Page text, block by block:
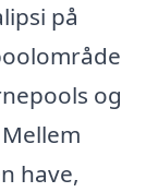
på
og
have,